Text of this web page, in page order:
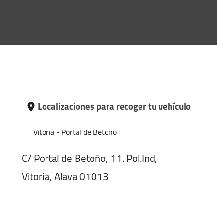
Localizaciones para recoger tu vehículo
Vitoria - Portal de Betoño
C/ Portal de Betoño, 11. Pol.Ind,
Vitoria, Alava 01013